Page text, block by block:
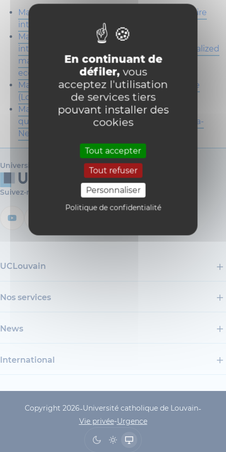
En continuant de
défiler,vous
acceptez l'utilisation
de services tiers
pouvant installer des
cookies
Tout accepter
Tout refuser
Personnaliser
Politique de confidentialité
Master de spécialisation en action humanitaire
internationale (Louvain-la-Neuve)
Master de spécialisation en économie
internationale et du développement - Specialized
master in international and development
economics (Louvain-la-Neuve)
Master de spécialisation en économie sociale
(Louvain-la-Neuve)
Master de spécialisation en méthodes
quantitatives en sciences sociales (Louvain-la-
Neuve)
Université catholique de Louvain
Suivez-nous
UCLouvain
Nos services
News
International
UCLouvain Footer
Copyright 2026-Université catholique de Louvain-
Vie privée-Urgence